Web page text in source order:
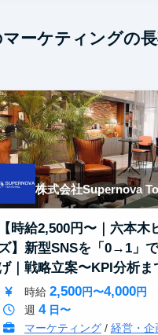
ーケティングの
株式会社Supernova
【時給2,500円〜｜六本木
】新型SNSを「0→1」
｜戦略立案〜KPI分析ま
時給 2,500円〜4,000円
週 4日〜
マーケティング/ 経営・企